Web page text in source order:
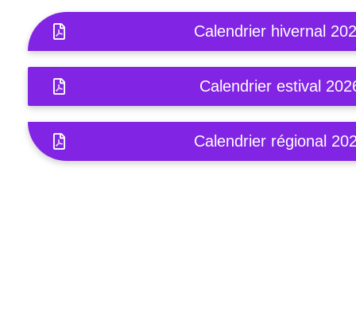
Calendrier hivernal
Calendrier estival
Calendrier régional